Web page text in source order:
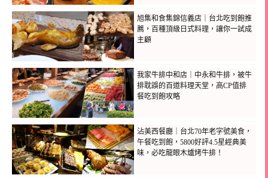
旭集和食集錦信義店｜台北吃到飽推
薦，百種頂級日式料理，讓你一試成
主顧
我家牛排中和店｜中永和牛排，被牛
排耽誤的百道料理天堂，高CP值排
餐吃到飽攻略
沾美西餐廳｜台北70年老字號美食，
午餐吃到飽，5800好評4.5星經典美
味，必吃龍眼木爐烤牛排！